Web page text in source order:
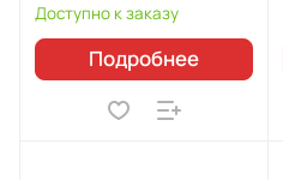
Доступно к заказу
Подробнее